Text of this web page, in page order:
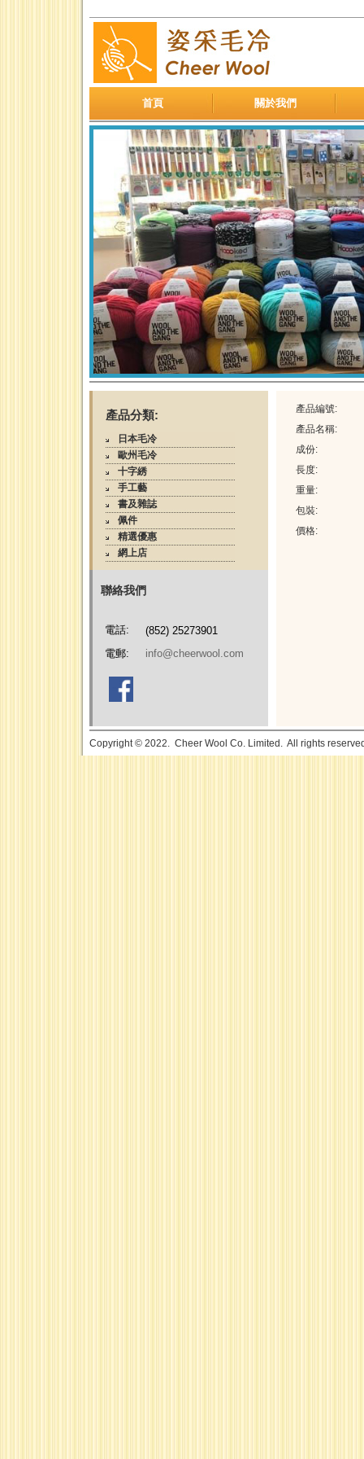
首頁 關於我們
產品分類:
日本毛冷
歐州毛冷
十字綉
手工藝
書及雜誌
佩件
精選優惠
網上店
聯絡我們
電話:
(852) 25273901
電郵:
info@cheerwool.com
產品編號:
產品名稱:
成份:
長度:
重量:
包裝:
價格:
Copyright © 2022. Cheer Wool Co. Limited. All rights